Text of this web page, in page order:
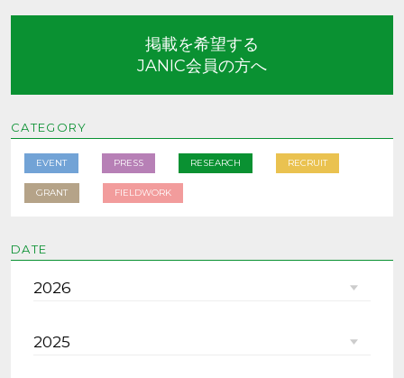
掲載を希望する
JANIC会員の方へ
CATEGORY
EVENT PRESS RESEARCH RECRUIT
GRANT FIELDWORK
DATE
2026
2025